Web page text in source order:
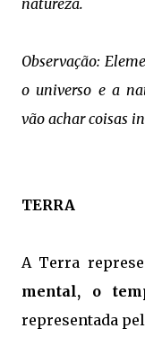
natureza.
Observação:
o universo e a
vão achar coisas
TERRA
A Terra
mental, o
representada